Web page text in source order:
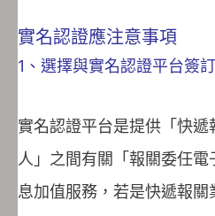
實名認證應注意事項
1、選擇與實名認證平台簽
實名認證平台是提供「快
人」之間有關「報關委任
息加值服務，若是快遞報